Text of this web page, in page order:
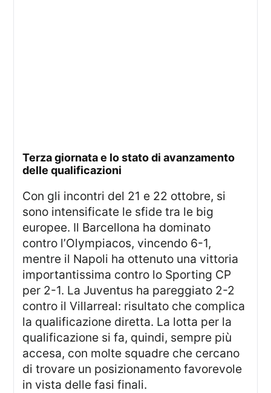
terza giornata e lo stato di avanzamento
delle qualificazioni
Con gli incontri del 21 e 22 ottobre, si
sono intensificate le sfide tra le big
europee. Il Barcellona ha dominato
contro l’Olympiacos, vincendo 6-1,
mentre il Napoli ha ottenuto una vittoria
importantissima contro lo Sporting CP
per 2-1. La Juventus ha pareggiato 2-2
contro il Villarreal: risultato che complica
la qualificazione diretta. La lotta per la
qualificazione si fa, quindi, sempre più
accesa, con molte squadre che cercano
di trovare un posizionamento favorevole
in vista delle fasi finali.